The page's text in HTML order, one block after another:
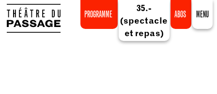
PROGRAMME
35.-
(spectacle
et repas)
ABOS MENU